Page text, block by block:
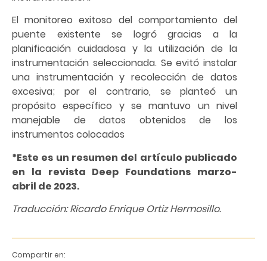
El monitoreo exitoso del comportamiento del
puente existente se logró gracias a la
planificación cuidadosa y la utilización de la
instrumentación seleccionada. Se evitó instalar
una instrumentación y recolección de datos
excesiva; por el contrario, se planteó un
propósito específico y se mantuvo un nivel
manejable de datos obtenidos de los
instrumentos colocados
*Este es un resumen del artículo publicado
en la revista Deep Foundations marzo-
abril de 2023.
Traducción: Ricardo Enrique Ortiz Hermosillo.
Compartir en: